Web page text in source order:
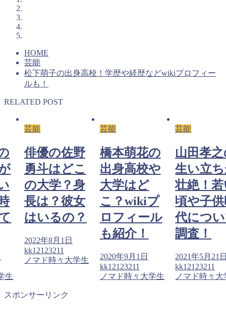
HOME
芸能
松下萌子の出身高校！学歴や経歴などwikiプロフィー
ルも！
RELATED POST
生
芸能
俳優の佐野
勇斗はどこ
の大学？身
長は？彼女
はいるの？
2022年8月1日
kk12123211
ノマド時々大学生
芸能
橋本萌花の
出身高校や
大学はど
こ？wikiプ
ロフィール
も紹介！
2020年9月1日
kk12123211
ノマド時々大学生
芸能
山田孝
生い立
壮絶！
頃や子
代につ
調査！
2021年5月21
kk12123211
ノマド時々大
スポンサーリンク